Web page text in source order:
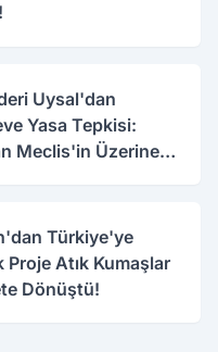
Uysal'dan
Yasa Tepkisi:
Meclis'in Üzerine
Türkiye'ye
Proje Atık Kumaşlar
Dönüştü!